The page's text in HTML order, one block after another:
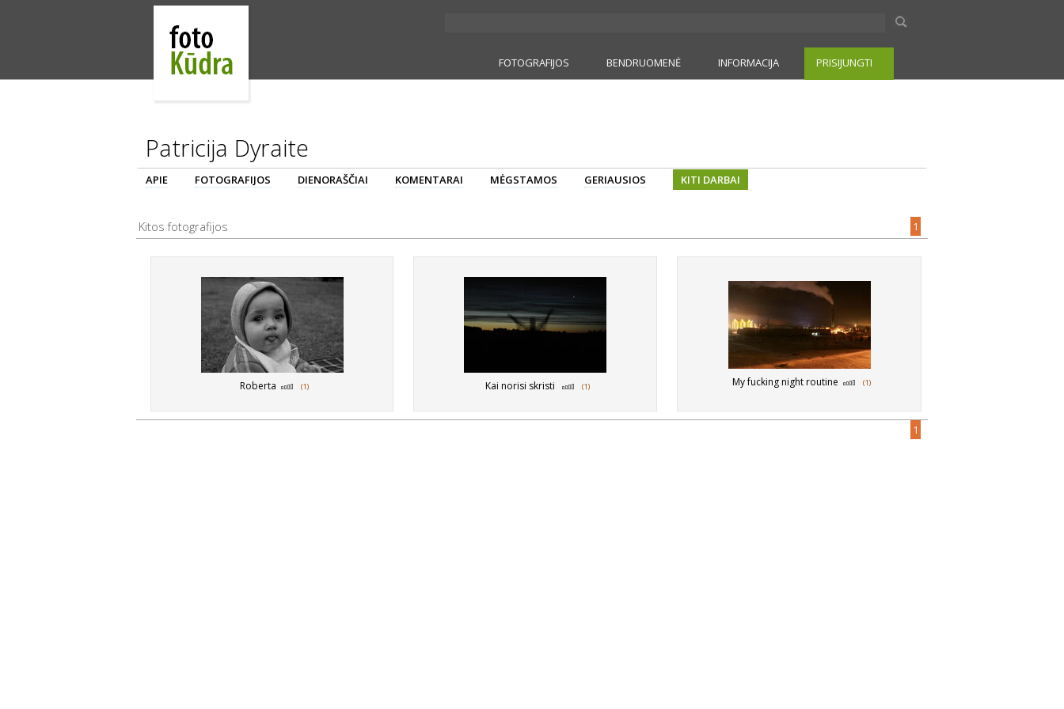
FOTOGRAFIJOS BENDRUOMENĖ INFORMACIJA PRISIJUNGTI
Patricija Dyraite
APIE FOTOGRAFIJOS DIENORAŠČIAI KOMENTARAI MĖGSTAMOS GERIAUSIOS KITI DARBAI
Kitos fotografijos 1
Roberta (1) Kai norisi skristi (1) My fucking night routine (1)
1